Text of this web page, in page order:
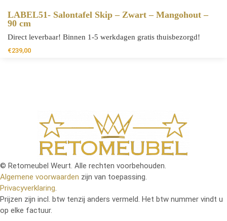
LABEL51- Salontafel Skip – Zwart – Mangohout –
90 cm
Direct leverbaar! Binnen 1-5 werkdagen gratis thuisbezorgd!
€239,00
© Retomeubel Weurt. Alle rechten voorbehouden.
Algemene voorwaarden zijn van toepassing.
Privacyverklaring
Prijzen zijn incl. btw tenzij anders vermeld. Het btw nummer vindt u
op elke factuur.